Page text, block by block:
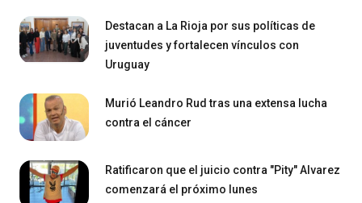
Destacan a La Rioja por sus políticas de
juventudes y fortalecen vínculos con
Uruguay
Murió Leandro Rud tras una extensa lucha
contra el cáncer
Ratificaron que el juicio contra "Pity" Alvarez
comenzará el próximo lunes